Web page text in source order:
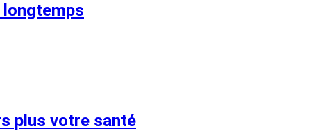
longtemps
plus votre santé